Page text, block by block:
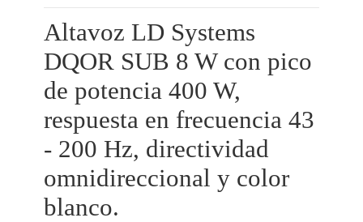
Altavoz LD Systems
DQOR­ SUB 8 W con pico
de potencia 400 W,
respuesta en frecuencia 43
- 200 Hz, directividad
omnidireccional y color
blanco.